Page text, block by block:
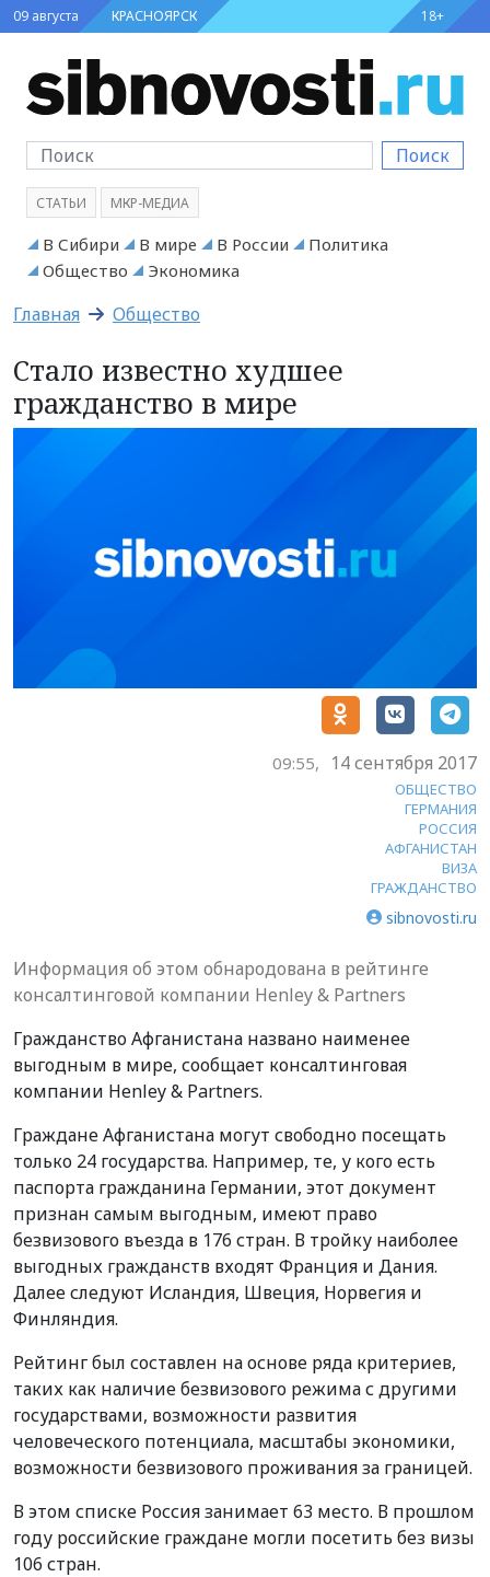
09 августа КРАСНОЯРСК 18+
Поиск
СТАТЬИ МКР-МЕДИА
В Сибири В мире В России
Политика
Общество
Экономика
Главная Общество
Стало известно худшее
гражданство в мире
09:55, 14 сентября 2017
ОБЩЕСТВО
ГЕРМАНИЯ
РОССИЯ
АФГАНИСТАН
ВИЗА
ГРАЖДАНСТВО
sibnovosti.ru
Информация об этом обнародована в рейтинге
консалтинговой компании Henley & Partners
Гражданство Афганистана названо наименее
выгодным в мире, сообщает консалтинговая
компании Henley & Partners.
Граждане Афганистана могут свободно посещать
только 24 государства. Например, те, у кого есть
паспорта гражданина Германии, этот документ
признан самым выгодным, имеют право
безвизового въезда в 176 стран. В тройку наиболее
выгодных гражданств входят Франция и Дания.
Далее следуют Исландия, Швеция, Норвегия и
Финляндия.
Рейтингбыл составлен на основе ряда критериев,
таких как наличие безвизового режима с другими
государствами, возможности развития
человеческого потенциала, масштабы экономики,
возможности безвизового проживания за границей.
В этом списке Россиязанимает 63 место. В прошлом
году российские граждане могли посетить без визы
106 стран.